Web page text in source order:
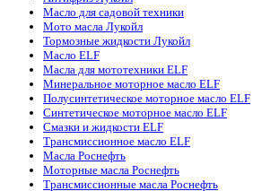
Масло для садовой техники
Мото масла Лукойл
Тормозные жидкости Лукойл
Масло ELF
Масла для мототехники ELF
Минеральное моторное масло ELF
Полусинтетическое моторное масло ELF
Синтетическое моторное масло ELF
Смазки и жидкости ELF
Трансмиссионное масло ELF
Масла Роснефть
Моторные масла Роснефть
Трансмиссионные масла Роснефть